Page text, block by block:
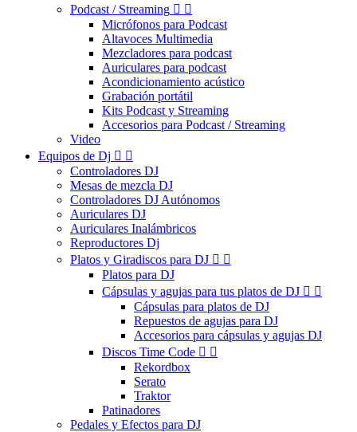
Podcast / Streaming  
Micrófonos para Podcast
Altavoces Multimedia
Mezcladores para podcast
Auriculares para podcast
Acondicionamiento acústico
Grabación portátil
Kits Podcast y Streaming
Accesorios para Podcast / Streaming
Video
Equipos de Dj  
Controladores DJ
Mesas de mezcla DJ
Controladores DJ Autónomos
Auriculares DJ
Auriculares Inalámbricos
Reproductores Dj
Platos y Giradiscos para DJ  
Platos para DJ
Cápsulas y agujas para tus platos de DJ  
Cápsulas para platos de DJ
Repuestos de agujas para DJ
Accesorios para cápsulas y agujas DJ
Discos Time Code  
Rekordbox
Serato
Traktor
Patinadores
Pedales y Efectos para DJ